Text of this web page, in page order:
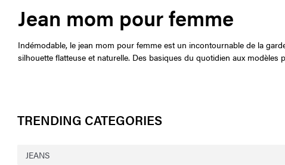
Jean mom pour femme
Indémodable, le jean mom pour femme est un incontournable de la
silhouette flatteuse et naturelle. Des basiques du quotidien aux
TRENDING CATEGORIES
JEANS